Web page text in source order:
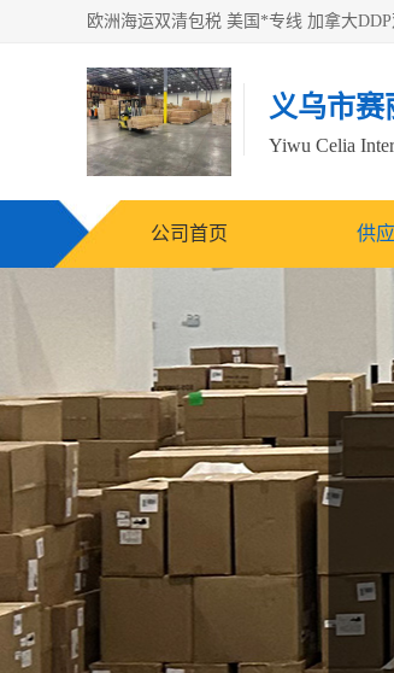
义乌市赛
Yiwu Celia
公司首页 供